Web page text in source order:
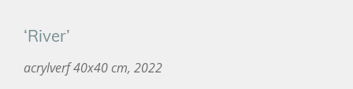
‘River’
acrylverf 40x40 cm, 2022